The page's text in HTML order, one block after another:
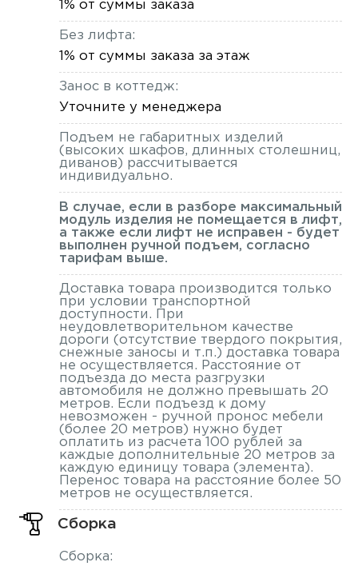
1% от суммы заказа
Без лифта:
1% от суммы заказа за этаж
Занос в коттедж:
Уточните у менеджера
Подъем не габаритных изделий
(высоких шкафов, длинных столешниц,
диванов) рассчитывается
индивидуально.
В случае, если в разборе максимальный
модуль изделия не помещается в лифт,
а также если лифт не исправен - будет
выполнен ручной подъем, согласно
тарифам выше.
Доставка товара производится только
при условии транспортной
доступности. При
неудовлетворительном качестве
дороги (отсутствие твердого покрытия,
снежные заносы и т.п.) доставка товара
не осуществляется. Расстояние от
подъезда до места разгрузки
автомобиля не должно превышать 20
метров. Если подъезд к дому
невозможен - ручной пронос мебели
(более 20 метров) нужно будет
оплатить из расчета 100 рублей за
каждые дополнительные 20 метров за
каждую единицу товара (элемента).
Перенос товара на расстояние более 50
метров не осуществляется.
Сборка
Сборка: